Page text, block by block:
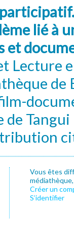
lié à
et
Lecture
de
Vous êtes
Créer un
S’identifier